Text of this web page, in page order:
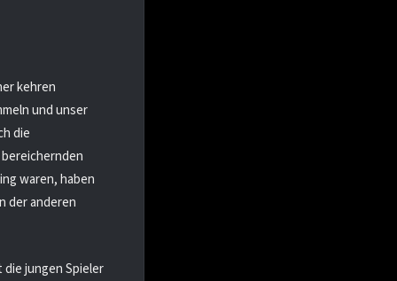
kehren
und unser
die
waren, haben
der anderen
jungen Spieler